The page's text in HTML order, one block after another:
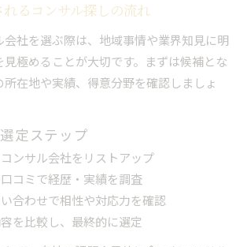
るコンサル探しの流れ
会社を選ぶ際は、地域事情や業界知見に明
極めることが大切です。まずは候補とな
在地や実績、得意分野を確認しましょ
定ステップ
ンサル会社をリストアップ
コミで経歴・実績を調査
合わせで相性や対応力を確認
を比較し、最終的に選定